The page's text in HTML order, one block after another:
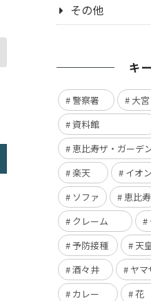
その他
キ
警察署 大
資料館
恵比寿ザ・ガーデ
楽天
イオ
ソファ
恵比寿
クレーム
予防接種
天
酒々井
ヤマ
カレー
花